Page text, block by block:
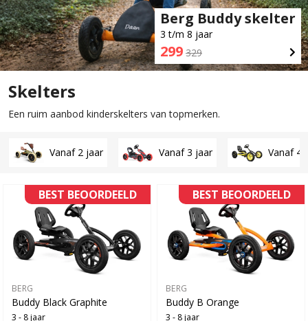
Berg Buddy skelter
3 t/m 8 jaar
299 329
Skelters
Een ruim aanbod kinderskelters van topmerken.
Vanaf 2 jaar Vanaf 3 jaar Vanaf 4
BEST BEOORDEELD
BERG
Buddy Black Graphite
3 - 8 jaar
BEST BEOORDEELD
BERG
Buddy B Orange
3 - 8 jaar